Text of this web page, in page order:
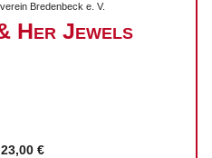
Bredenbeck e. V.
Her Jewels
23,00 €